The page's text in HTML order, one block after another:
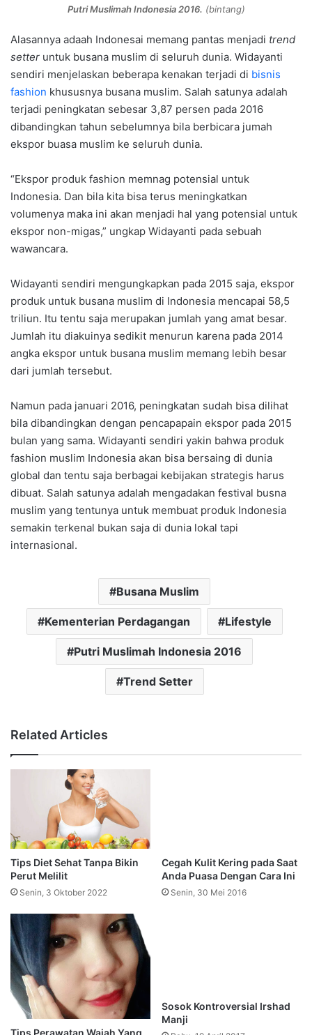
Putri Muslimah Indonesia 2016. (bintang)
Alasannya adaah Indonesai memang pantas menjadi trend
setter untuk busana muslim di seluruh dunia. Widayanti
sendiri menjelaskan beberapa kenakan terjadi di bisnis
fashion khususnya busana muslim. Salah satunya adalah
terjadi peningkatan sebesar 3,87 persen pada 2016
dibandingkan tahun sebelumnya bila berbicara jumah
ekspor buasa muslim ke seluruh dunia.
“Ekspor produk fashion memnag potensial untuk
Indonesia. Dan bila kita bisa terus meningkatkan
volumenya maka ini akan menjadi hal yang potensial untuk
ekspor non-migas,” ungkap Widayanti pada sebuah
wawancara.
Widayanti sendiri mengungkapkan pada 2015 saja, ekspor
produk untuk busana muslim di Indonesia mencapai 58,5
triliun. Itu tentu saja merupakan jumlah yang amat besar.
Jumlah itu diakuinya sedikit menurun karena pada 2014
angka ekspor untuk busana muslim memang lebih besar
dari jumlah tersebut.
Namun pada januari 2016, peningkatan sudah bisa dilihat
bila dibandingkan dengan pencapapain ekspor pada 2015
bulan yang sama. Widayanti sendiri yakin bahwa produk
fashion muslim Indonesia akan bisa bersaing di dunia
global dan tentu saja berbagai kebijakan strategis harus
dibuat. Salah satunya adalah mengadakan festival busna
muslim yang tentunya untuk membuat produk Indonesia
semakin terkenal bukan saja di dunia lokal tapi
internasional.
Busana Muslim
Kementerian Perdagangan Lifestyle
Putri Muslimah Indonesia 2016
Trend Setter
Related Articles
Tips Diet Sehat Tanpa Bikin
Perut Melilit
Senin, 3 Oktober 2022
Tips Perawatan Wajah Yang
Rabu, 19 April 2017